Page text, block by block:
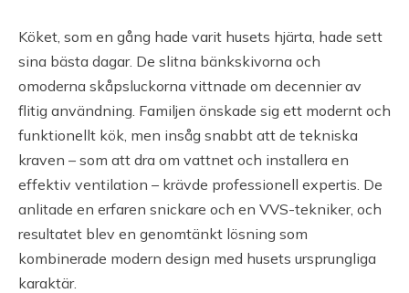
Köket, som en gång hade varit husets hjärta, hade sett
sina bästa dagar. De slitna bänkskivorna och
omoderna skåpsluckorna vittnade om decennier av
flitig användning. Familjen önskade sig ett modernt och
funktionellt kök, men insåg snabbt att de tekniska
kraven – som att dra om vattnet och installera en
effektiv ventilation – krävde professionell expertis. De
anlitade en erfaren snickare och en VVS-tekniker, och
resultatet blev en genomtänkt lösning som
kombinerade modern design med husets ursprungliga
karaktär.